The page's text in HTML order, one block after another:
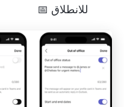
للانطلاق 📅